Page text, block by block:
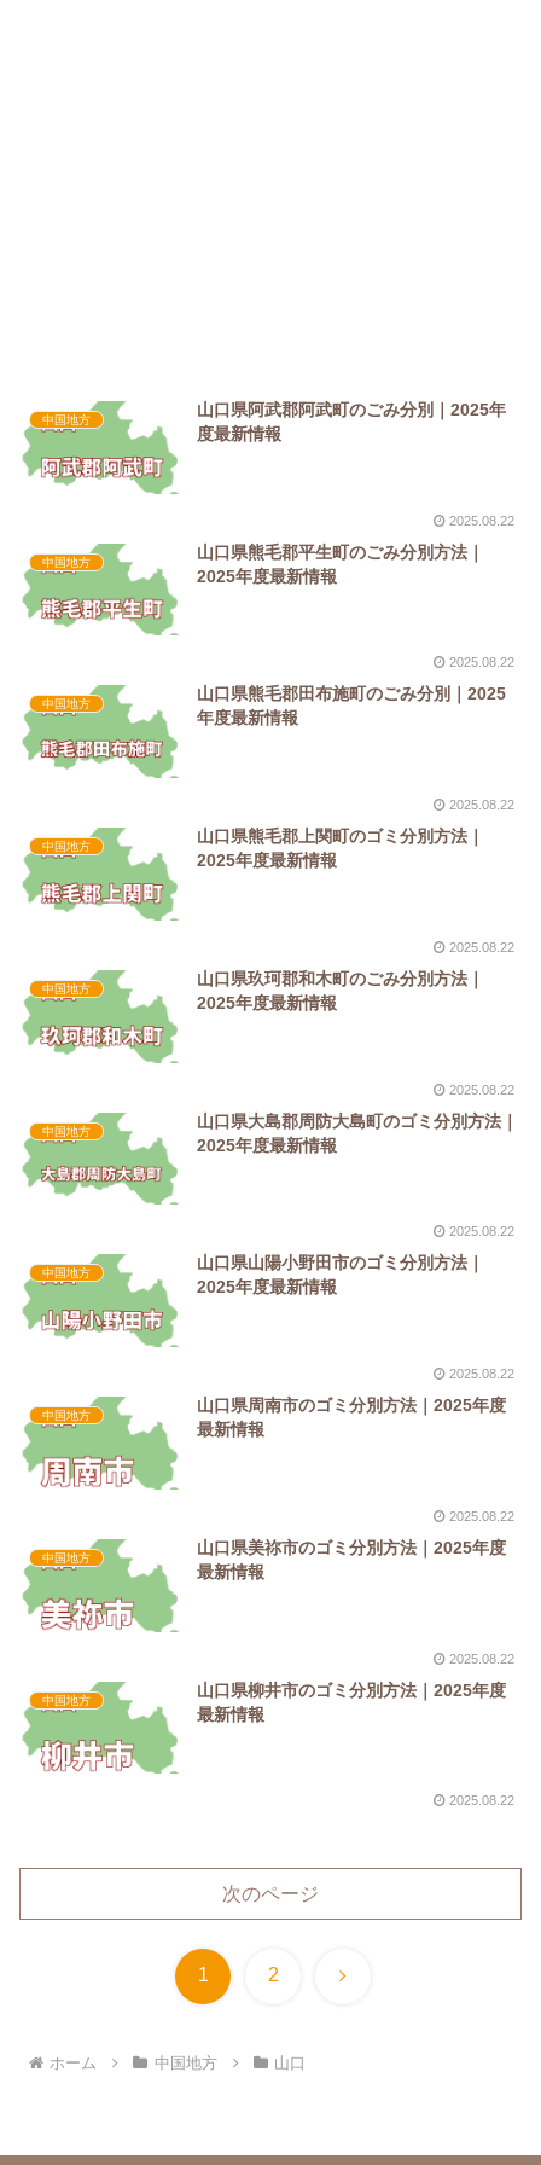
中国地方
山口県阿武郡阿武町のごみ分別｜2025年
度最新情報
2025.08.22
中国地方
山口県熊毛郡平生町のごみ分別方法｜
2025年度最新情報
2025.08.22
中国地方
山口県熊毛郡田布施町のごみ分別｜2025
年度最新情報
2025.08.22
中国地方
山口県熊毛郡上関町のゴミ分別方法｜
2025年度最新情報
2025.08.22
中国地方
山口県玖珂郡和木町のごみ分別方法｜
2025年度最新情報
2025.08.22
中国地方
山口県大島郡周防大島町のゴミ分別方法｜
2025年度最新情報
2025.08.22
中国地方
山口県山陽小野田市のゴミ分別方法｜
2025年度最新情報
2025.08.22
中国地方
山口県周南市のゴミ分別方法｜2025年度
最新情報
2025.08.22
中国地方
山口県美祢市のゴミ分別方法｜2025年度
最新情報
2025.08.22
中国地方
山口県柳井市のゴミ分別方法｜2025年度
最新情報
2025.08.22
次のページ
1 2 次
ホーム 中国地方 山口